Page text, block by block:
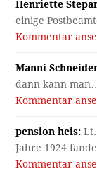
Henriette
einige
Kommentar
Manni
dann kann
Kommentar
pension heis:
Jahre 1924
Kommentar